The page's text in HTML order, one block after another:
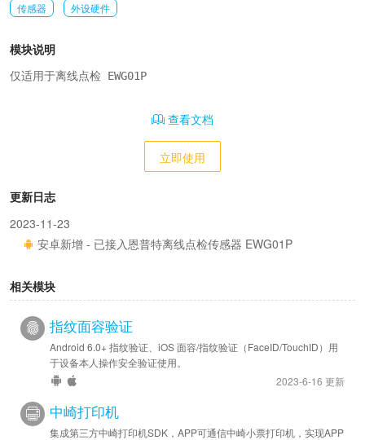
传感器 外设硬件
模块说明
仅适用于离线点检 EWG01P
查看文档
立即使用
更新日志
2023-11-23
安卓新增 - 已接入恩普特离线点检传感器 EWG01P
相关模块
指纹面容验证
Android 6.0+ 指纹验证、iOS 面容/指纹验证（FaceID/TouchID）用
于设备本人操作安全验证使用。
2023-6-16 更新
中崎打印机
集成第三方中崎打印机SDK，APP可通信中崎小票打印机，实现APP